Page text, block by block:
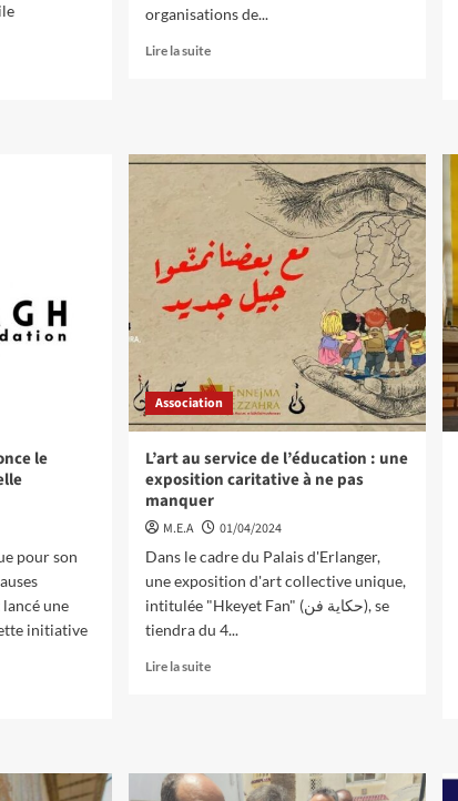
organisations de...
Lire la suite
le
pour son
une
initiative
Association
L’art au service de l’éducation : une
exposition caritative à ne pas
manquer
M.E.A
01/04/2024
Dans le cadre du Palais d'Erlanger,
une exposition d'art collective unique,
intitulée "Hkeyet Fan" (حكاية فن), se
tiendra du 4...
Lire la suite